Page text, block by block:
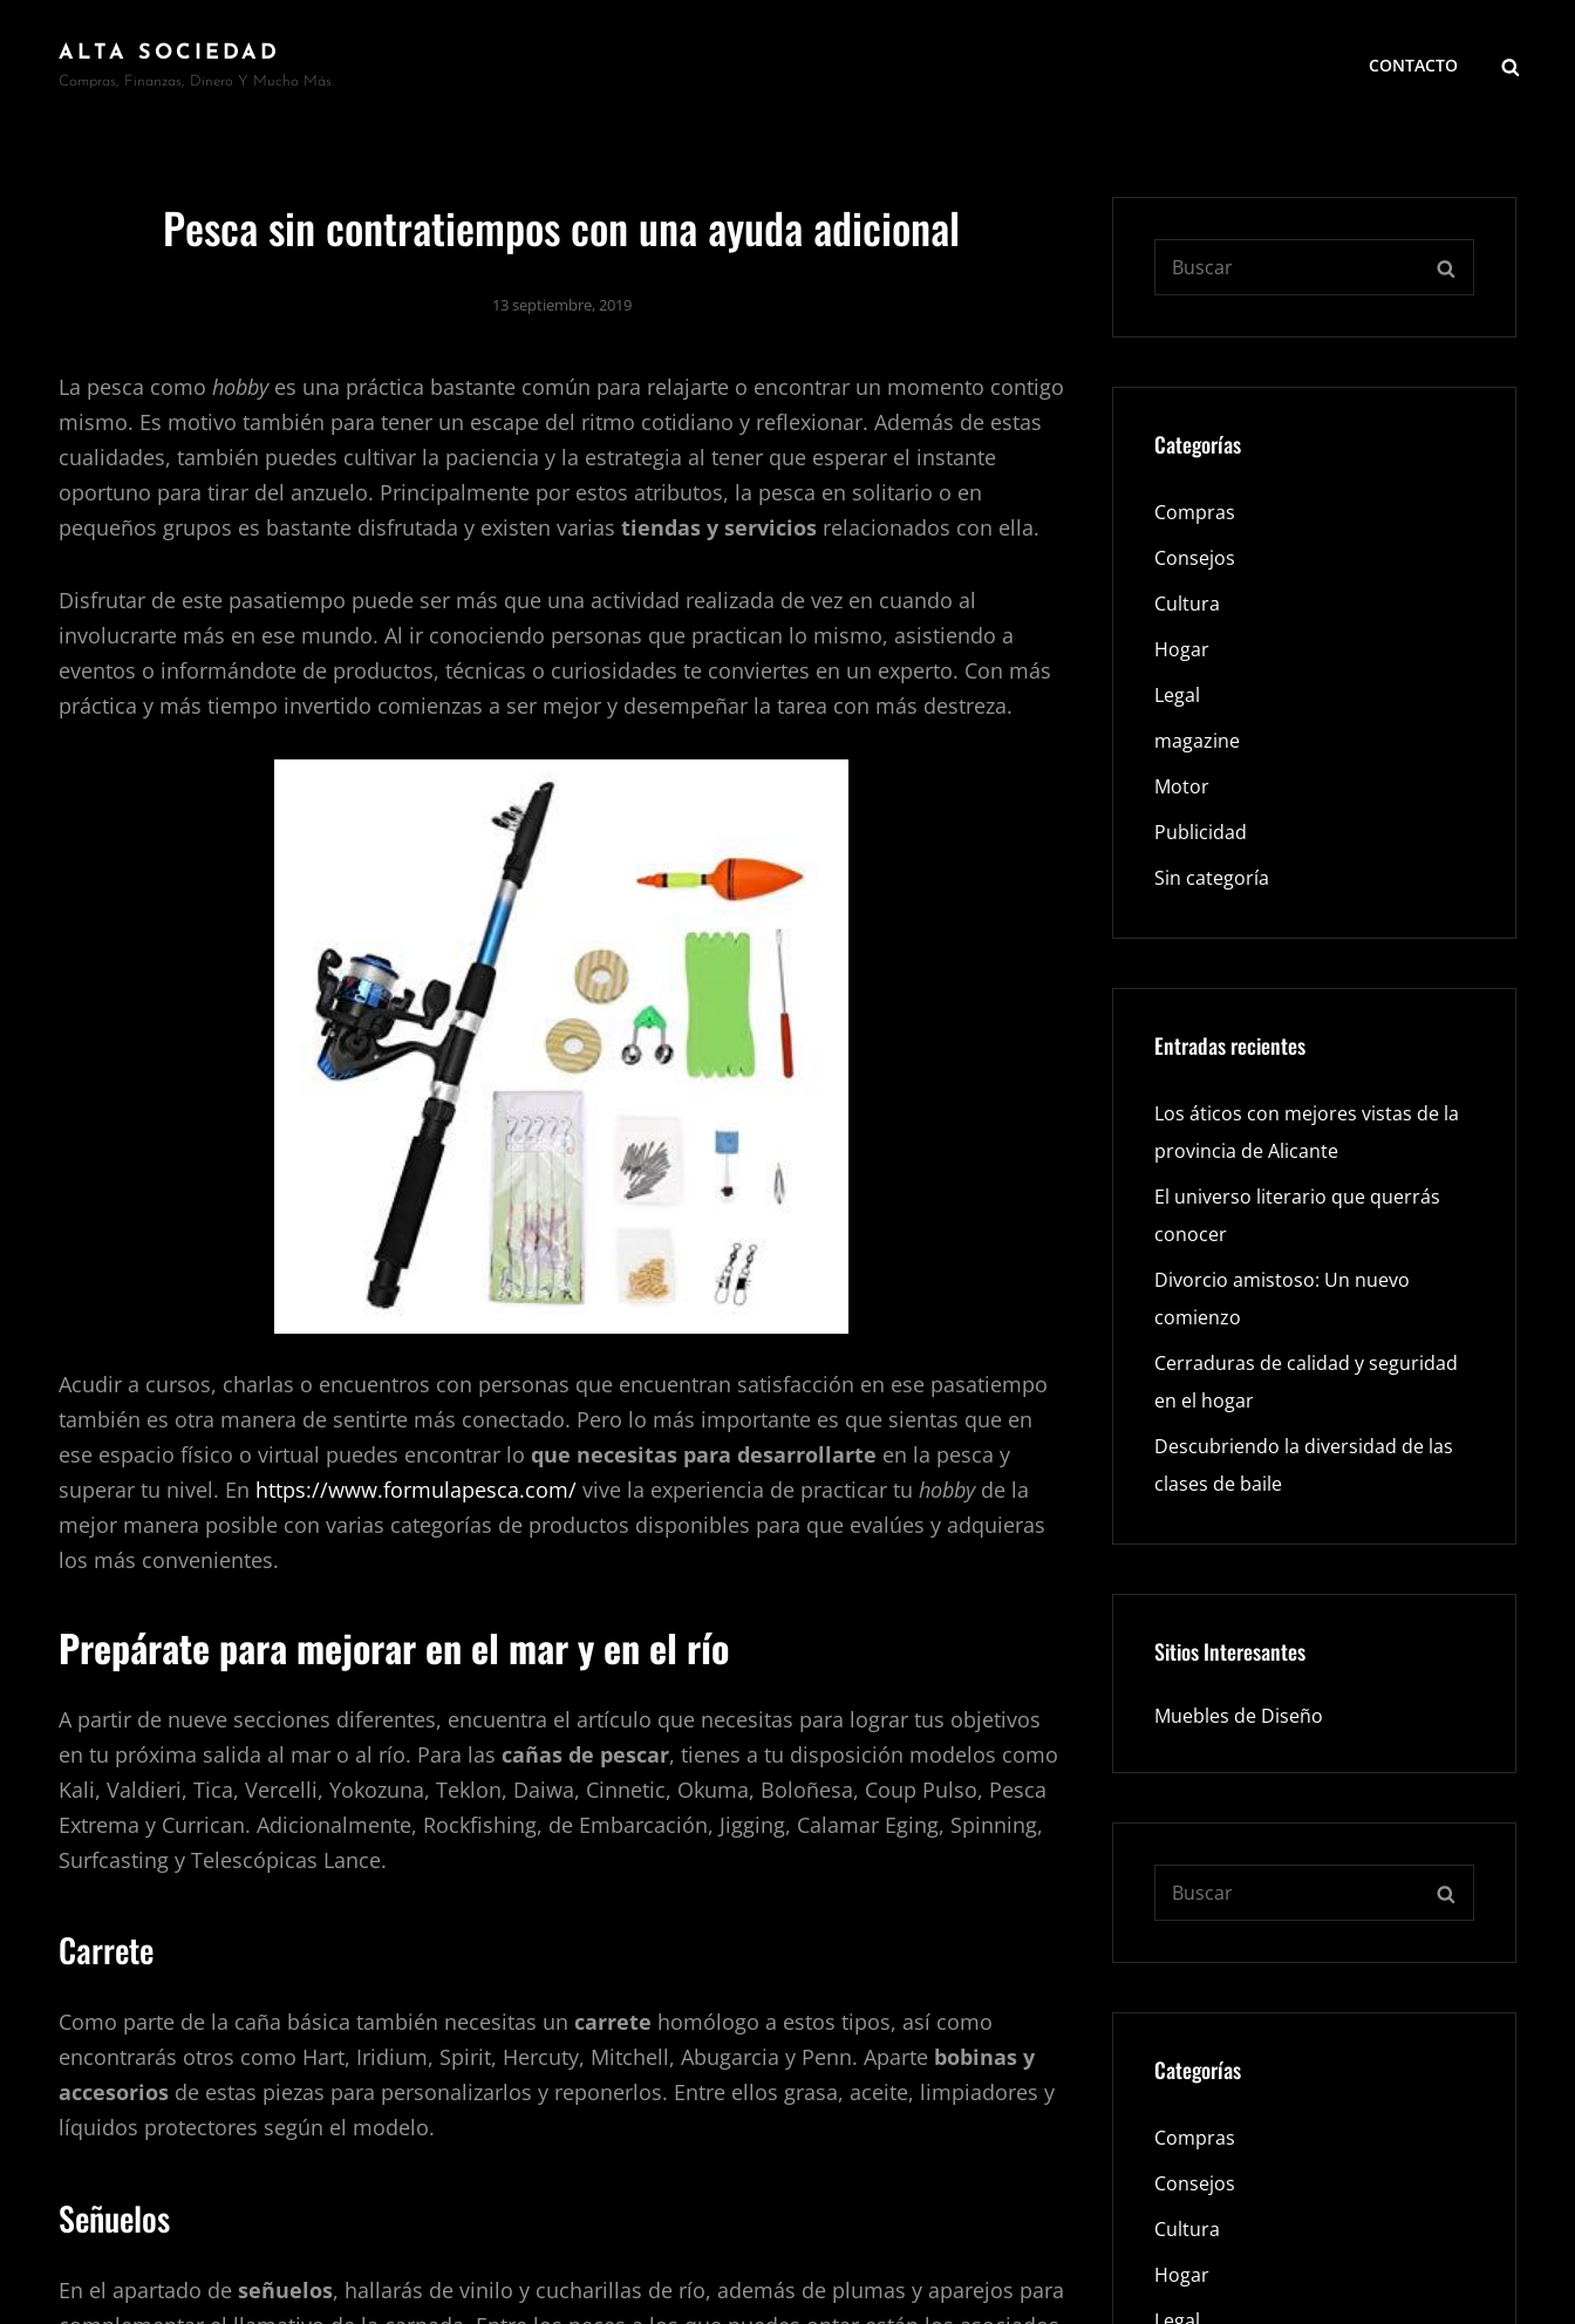
ALTA SOCIEDAD
Compras, Finanzas, Dinero Y Mucho Más.
CONTACTO
Pesca sin contratiempos con una ayuda adicional
13 septiembre, 2019
La pesca como hobbyes una práctica bastante común para relajarte o encontrar un momento contigo
mismo. Es motivo también para tener un escape del ritmo cotidiano y reflexionar. Además de estas
cualidades, también puedes cultivar la paciencia y la estrategia al tener que esperar el instante
oportuno para tirar del anzuelo. Principalmente por estos atributos, la pesca en solitario o en
pequeños grupos es bastante disfrutada y existen varias tiendas y servicios relacionados con ella.
Disfrutar de este pasatiempo puede ser más que una actividad realizada de vez en cuando al
involucrarte más en ese mundo. Al ir conociendo personas que practican lo mismo, asistiendo a
eventos o informándote de productos, técnicas o curiosidades te conviertes en un experto. Con más
práctica y más tiempo invertido comienzas a ser mejor y desempeñar la tarea con más destreza.
Acudir a cursos, charlas o encuentros con personas que encuentran satisfacción en ese pasatiempo
también es otra manera de sentirte más conectado. Pero lo más importante es que sientas que en
ese espacio físico o virtual puedes encontrar lo que necesitas para desarrollarte en la pesca y
superar tu nivel. En https://www.formulapesca.com/ vive la experiencia de practicar tu hobby de la
mejor manera posible con varias categorías de productos disponibles para que evalúes y adquieras
los más convenientes.
Prepárate para mejorar en el mar y en el río
A partir de nueve secciones diferentes, encuentra el artículo que necesitas para lograr tus objetivos
en tu próxima salida al mar o al río. Para las cañas de pescar, tienes a tu disposición modelos como
Kali, Valdieri, Tica, Vercelli, Yokozuna, Teklon, Daiwa, Cinnetic, Okuma, Boloñesa, Coup Pulso, Pesca
Extrema y Currican. Adicionalmente, Rockfishing, de Embarcación, Jigging, Calamar Eging, Spinning,
Surfcasting y Telescópicas Lance.
Carrete
Como parte de la caña básica también necesitas un carrete homólogo a estos tipos, así como
encontrarás otros como Hart, Iridium, Spirit, Hercuty, Mitchell, Abugarcia y Penn. Aparte bobinas y
accesorios de estas piezas para personalizarlos y reponerlos. Entre ellos grasa, aceite, limpiadores y
líquidos protectores según el modelo.
Señuelos
En el apartado de señuelos, hallarás de vinilo y cucharillas de río, además de plumas y aparejos para
Categorías
Compras
Consejos
Cultura
Hogar
Legal
magazine
Motor
Publicidad
Sin categoría
Entradas recientes
Los áticos con mejores vistas de la
provincia de Alicante
El universo literario que querrás
conocer
Divorcio amistoso: Un nuevo
comienzo
Cerraduras de calidad y seguridad
en el hogar
Descubriendo la diversidad de las
clases de baile
Sitios Interesantes
Muebles de Diseño
Categorías
Compras
Consejos
Cultura
Hogar